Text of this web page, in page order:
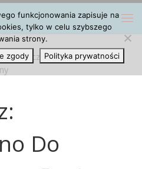
Kopacz: Dopuszczono Do
Do
funkcjonowania zapisuje na
tylko w celu szybszego
strony.
zgody Polityka prywatności